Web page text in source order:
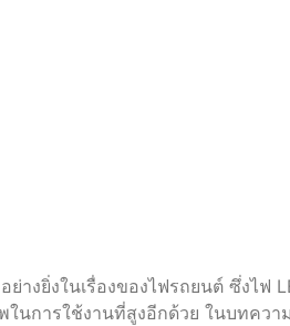
งยิ่งในเรื่องของไฟรถยนต์ ซึ่งไฟ
นการใช้งานที่สูงอีกด้วย ในบทควา